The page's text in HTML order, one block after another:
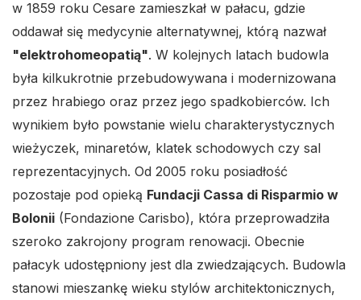
w 1859 roku Cesare zamieszkał w pałacu, gdzie
oddawał się medycynie alternatywnej, którą nazwał
"elektrohomeopatią". W kolejnych latach budowla
była kilkukrotnie przebudowywana i modernizowana
przez hrabiego oraz przez jego spadkobierców. Ich
wynikiem było powstanie wielu charakterystycznych
wieżyczek, minaretów, klatek schodowych czy sal
reprezentacyjnych. Od 2005 roku posiadłość
pozostaje pod opieką Fundacji Cassa di Risparmio w
Bolonii (Fondazione Carisbo), która przeprowadziła
szeroko zakrojony program renowacji. Obecnie
pałacyk udostępniony jest dla zwiedzających. Budowla
stanowi mieszankę wieku stylów architektonicznych,